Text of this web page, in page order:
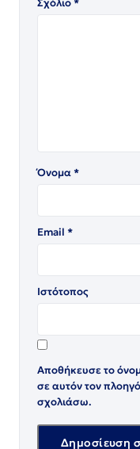
Σχόλιο*
Όνομα*
Email *
Ιστότοπος
Αποθήκευσε το
σε αυτόν τον
σχολιάσω.